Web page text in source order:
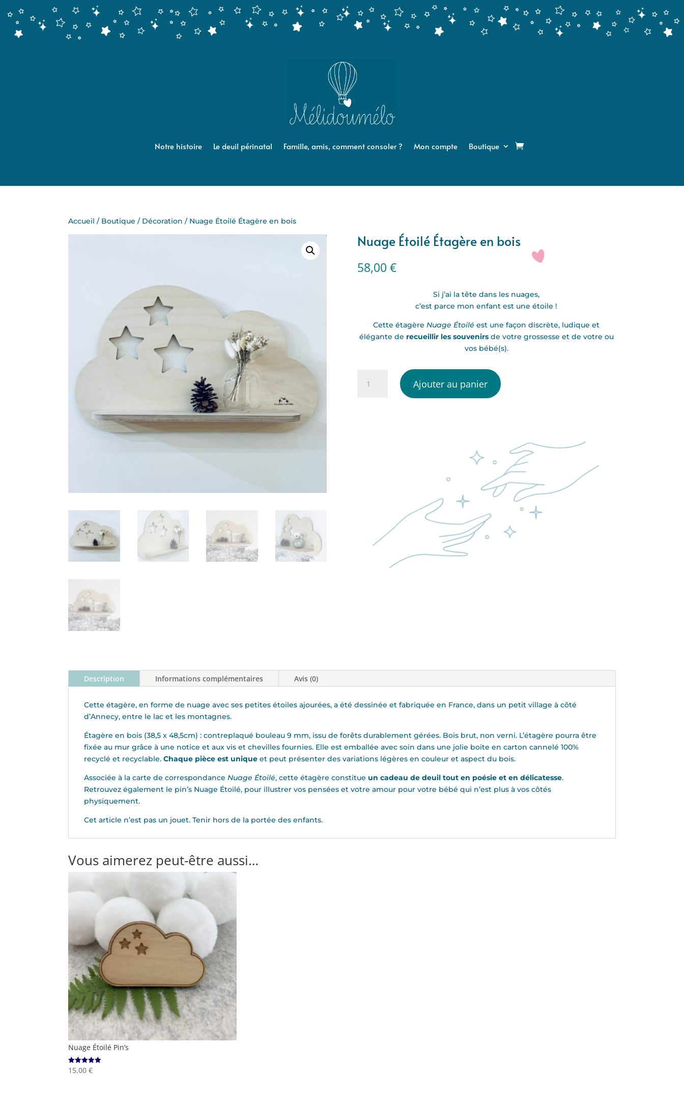
Notre histoire Le deuil périnatal Famille, amis, comment consoler ? Mon compte Boutique
Accueil / Boutique / Décoration / Nuage Étoilé Étagère en bois
Nuage Étoilé Étagère en bois
58,00 €
Si j’ai la tête dans les nuages,
c’est parce mon enfant est une étoile !
Cette étagèreNuage Étoilé est une façon discrète, ludique et
élégante de recueillir les souvenirsde votre grossesse et de votre ou
vos bébé(s).
Ajouter au panier
Description Informations complémentaires Avis (0)
Cette étagère, en forme de nuage avec ses petites étoiles ajourées, a été dessinée et fabriquée en France, dans un petit village à côté
d’Annecy, entre le lac et les montagnes.
Étagère en bois (38,5 x 48,5cm) : contreplaqué bouleau 9 mm, issu de forêts durablement gérées. Bois brut, non verni. L’étagère pourra être
fixée au mur grâce à une notice et aux vis et chevilles fournies. Elle est emballée avec soin dans une jolie boite en carton cannelé 100%
recyclé et recyclable.Chaque pièce est unique et peut présenter des variations légères en couleur et aspect du bois.
Associée à la carte de correspondance Nuage Étoilé, cette étagère constitue un cadeau de deuil tout en poésie et en délicatesse.
Retrouvez également le pin’s Nuage Étoilé, pour illustrer vos pensées et votre amour pour votre bébé qui n’est plus à vos côtés
physiquement.
Cet article n’est pas un jouet. Tenir hors de la portée des enfants.
Vous aimerez peut-être aussi…
Nuage Étoilé Pin’s
Note
5.00
15,00€